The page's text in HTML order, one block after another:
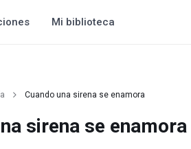
Mi biblioteca
Cuando una sirena se enamora
sirena se enamora